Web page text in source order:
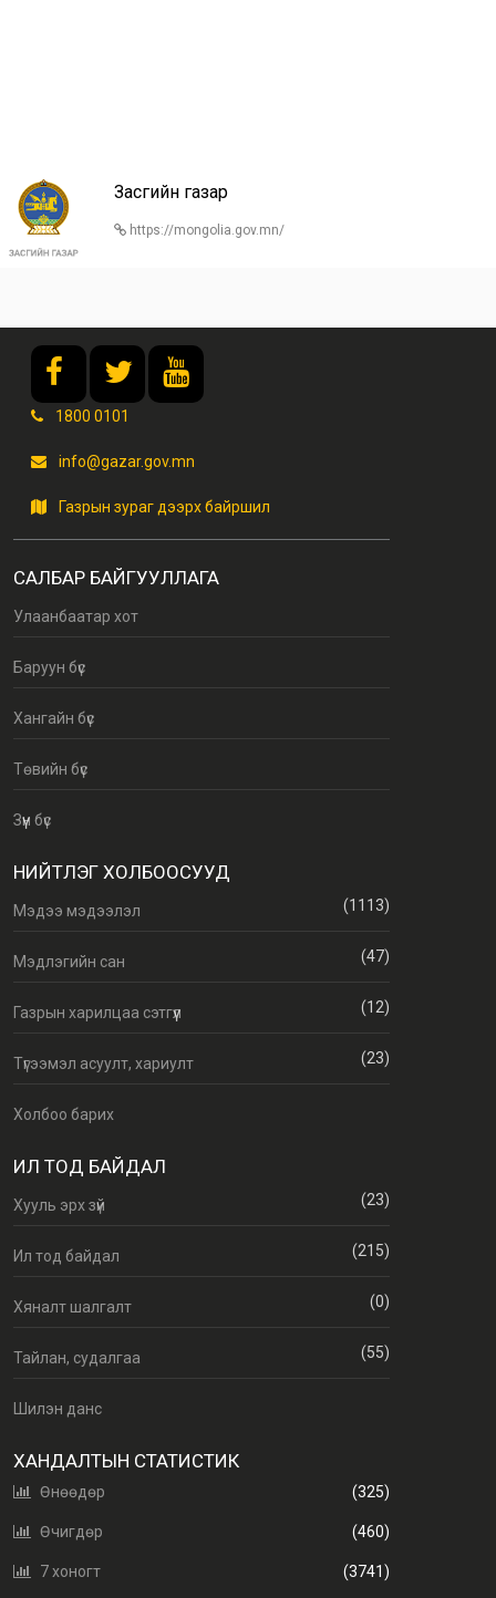
Засгийн газар
https://mongolia.gov.mn/
1800 0101
info@gazar.gov.mn
Газрын зураг дээрх байршил
САЛБАР БАЙГУУЛЛАГА
Улаанбаатар хот
Баруун бүс
Хангайн бүс
Төвийн бүс
Зүүн бүс
НИЙТЛЭГ ХОЛБООСУУД
Мэдээ мэдээлэл (1113)
Мэдлэгийн сан (47)
Газрын харилцаа сэтгүүл (12)
Түгээмэл асуулт, хариулт (23)
Холбоо барих
ИЛ ТОД БАЙДАЛ
Хууль эрх зүй (23)
Ил тод байдал (215)
Хяналт шалгалт (0)
Тайлан, судалгаа (55)
Шилэн данс
ХАНДАЛТЫН СТАТИСТИК
Өнөөдөр (325)
Өчигдөр (460)
7 хоногт (3741)